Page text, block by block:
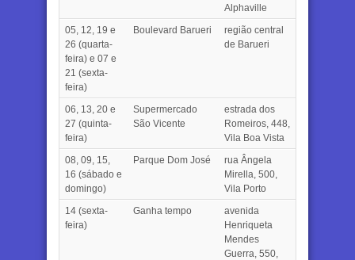
Alphaville
05, 12, 19 e
26 (quarta-
feira) e 07 e
21 (sexta-
feira)
Boulevard Barueri
região central
de Barueri
06, 13, 20 e
27 (quinta-
feira)
Supermercado
São Vicente
estrada dos
Romeiros, 448,
Vila Boa Vista
08, 09, 15,
16 (sábado e
domingo)
Parque Dom José
rua Ângela
Mirella, 500,
Vila Porto
14 (sexta-
feira)
Ganha tempo
avenida
Henriqueta
Mendes
Guerra, 550,